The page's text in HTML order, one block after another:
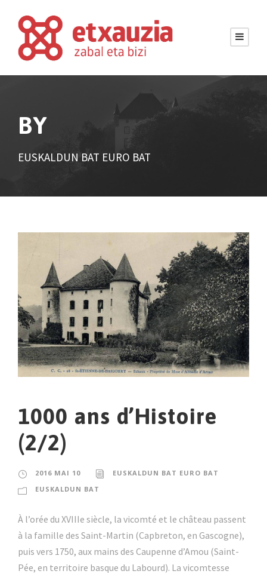
BY
EUSKALDUN BAT EURO BAT
1000 ans d’Histoire
(2/2)
2016 MAI 10
EUSKALDUN BAT EURO BAT
EUSKALDUN BAT
À l’orée du XVIIIe siècle, la vicomté et le château passent
à la famille des Saint-Martin (Capbreton, en Gascogne),
puis vers 1750, aux mains des Caupenne d’Amou (Saint-
Pée, en territoire basque du Labourd). La vicomtesse